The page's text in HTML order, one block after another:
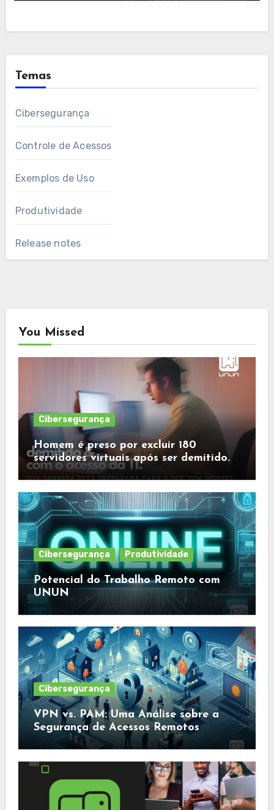
Temas
Cibersegurança
Controle de Acessos
Exemplos de Uso
Produtividade
Release notes
You Missed
Cibersegurança
Homem é preso por excluir 180
servidores virtuais após ser demitido.
Cibersegurança Produtividade
Potencial do Trabalho Remoto com
UNUN
Cibersegurança
VPN vs. PAM: Uma Análise sobre a
Segurança de Acessos Remotos